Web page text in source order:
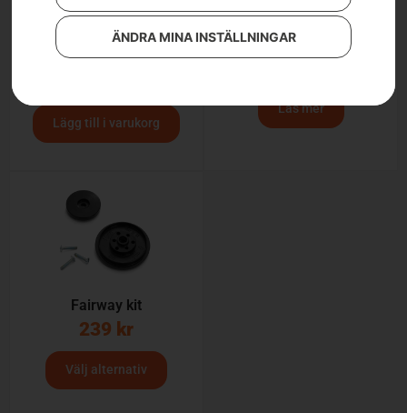
ÄNDRA MINA INSTÄLLNINGAR
Husqvarna GX 560
Lägg till i varukorg
Husqvarna CEORA™ RZ
Läs mer
Fairway kit
239 kr
Välj alternativ